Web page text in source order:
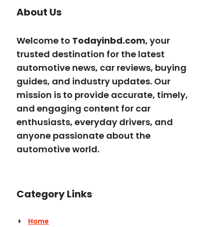
About Us
Welcome to Todayinbd.com, your
trusted destination for the latest
automotive news, car reviews, buying
guides, and industry updates. Our
mission is to provide accurate, timely,
and engaging content for car
enthusiasts, everyday drivers, and
anyone passionate about the
automotive world.
Category Links
Home